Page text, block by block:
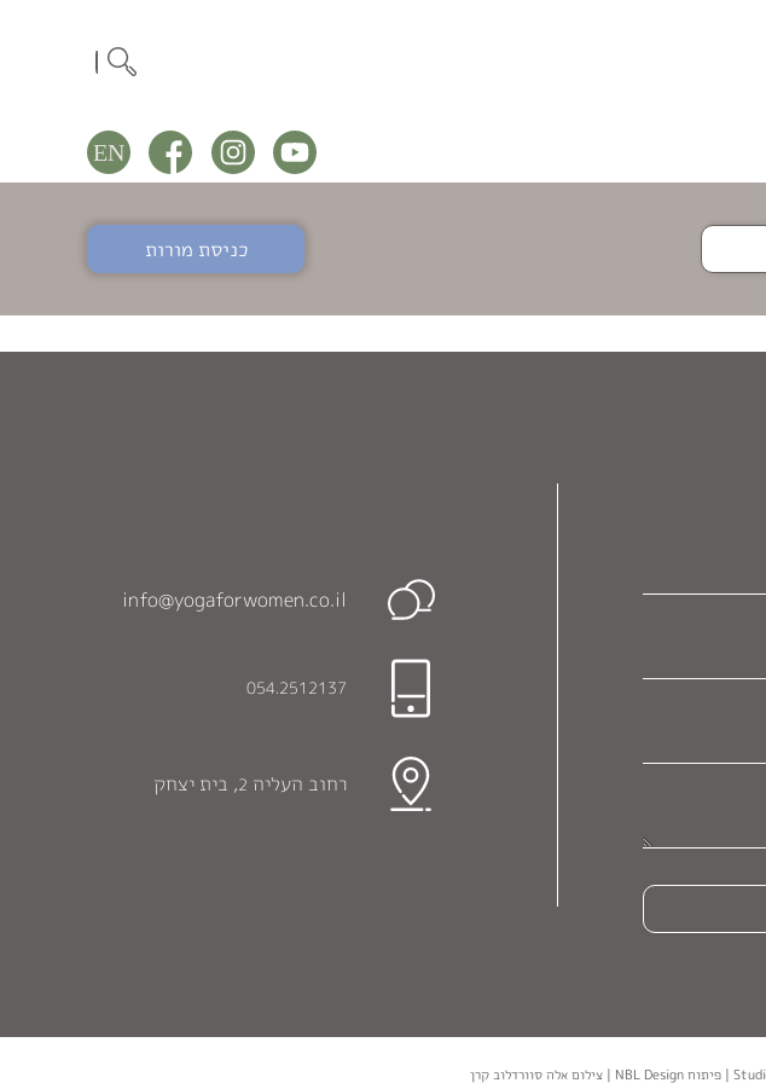
כניסת מורות
info@yogaforwomen.co.il
054.2512137
רחוב העליה 2, בית יצחק